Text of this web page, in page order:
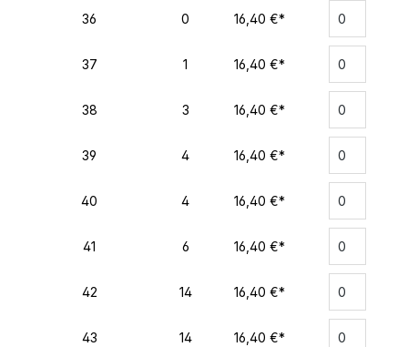
36 0 16,40 €*
37 1 16,40 €*
38 3 16,40 €*
39 4 16,40 €*
40 4 16,40 €*
41 6 16,40 €*
42 14 16,40 €*
43 14 16,40 €*